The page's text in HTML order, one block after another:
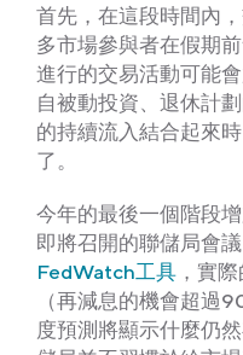
首先，在這段時間內
多市場參與者在假期
進行的交易活動可能
自被動投資、退休計
的持續流入結合起來
了。
今年的最後一個階段
即將召開的聯儲局會
FedWatch工具 ，實
（再減息的機會超過
度預測將顯示什麼仍